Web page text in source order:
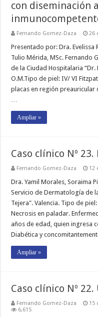
con diseminación
Fernando Gomez-Daza 26
Presentado por: Dra. Evelissa
Tulio Mérida, MSc. Fernando
de la Ciudad Hospitalaria “Dr.
O.M.Tipo de piel: IV/ VI
placas en región preauricular
…
Ampliar »
Caso clínico Nº
Fernando Gomez-Daza 12
Dra. Yamil Morales, Soraima
Servicio de Dermatología de
Tejera". Valencia. Tipo de
Necrosis en paladar.
años de edad, quien ingresa
Diabética y
Ampliar »
Caso clínico Nº
Fernando Gomez-Daza 15
6,615